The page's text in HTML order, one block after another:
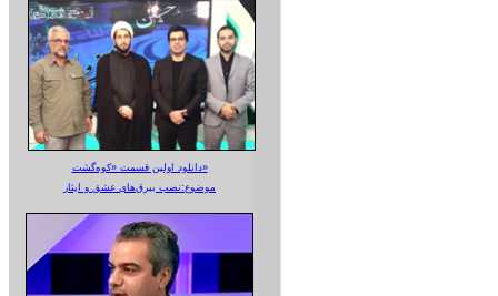
دانلود اولین قسمت «کوه‌گشت»
موضوع:نصب بیرق‌های عشق و ایثار